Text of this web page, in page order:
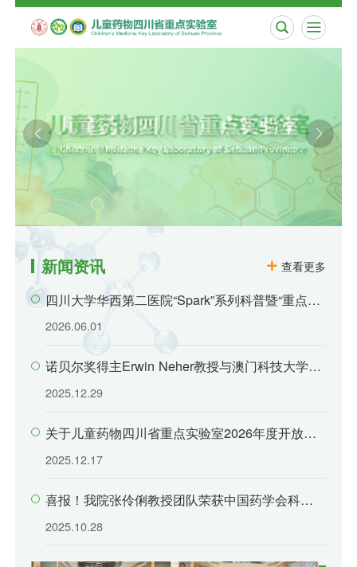
 
新闻资讯 查看更多
四川大学华西第二医院“Spark”系列科普暨“重点实
验室开放日”公益活动
2026.06.01
诺贝尔奖得主Erwin Neher教授与澳门科技大学协
理副校长朱依谆教授莅临儿童药物四川省重点实
验室指导科研工作
2025.12.29
关于儿童药物四川省重点实验室2026年度开放课
题申报通知
2025.12.17
喜报！我院张伶俐教授团队荣获中国药学会科学
技术奖
2025.10.28